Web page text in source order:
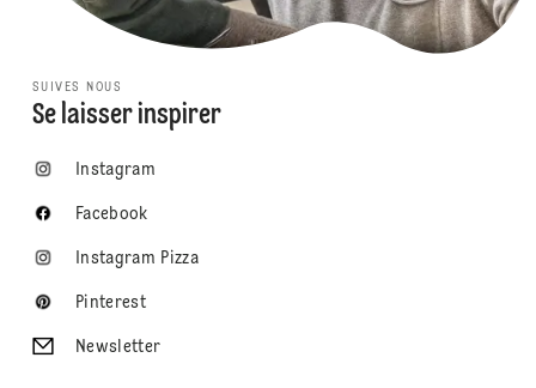
SUIVES NOUS
Se laisser inspirer
Instagram
Facebook
Instagram Pizza
Pinterest
Newsletter